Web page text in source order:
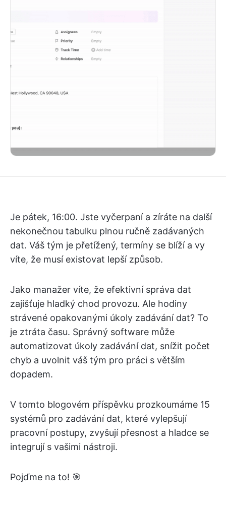
Je pátek, 16:00. Jste vyčerpaní a zíráte na další
nekonečnou tabulku plnou ručně zadávaných
dat. Váš tým je přetížený, termíny se blíží a vy
víte, že musí existovat lepší způsob.
Jako manažer víte, že efektivní správa dat
zajišťuje hladký chod provozu. Ale hodiny
strávené opakovanými úkoly zadávání dat? To
je ztráta času. Správný software může
automatizovat úkoly zadávání dat, snížit počet
chyb a uvolnit váš tým pro práci s větším
dopadem.
V tomto blogovém příspěvku prozkoumáme 15
systémů pro zadávání dat, které vylepšují
pracovní postupy, zvyšují přesnost a hladce se
integrují s vašimi nástroji.
Pojďme na to! 🎯